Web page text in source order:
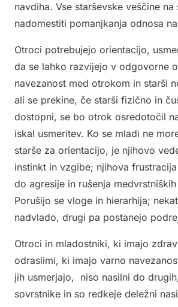
navdiha. Vse starševske veščine
nadomestiti pomanjkanja odnosa
Otroci potrebujejo orientacijo,
da se lahko razvijejo v odgovorne
navezanost med otrokom in starši
ali se prekine, če starši fizično in
dostopni, se bo otrok osredotočil
iskal usmeritev. Ko se mladi ne
starše za orientacijo, je njihovo
instinkt in vzgibe; njihova
do agresije in rušenja
Porušijo se vloge in hierarhija;
nadvlado, drugi pa postanejo
Otroci in mladostniki, ki imajo
odraslimi, ki imajo varno
jih usmerjajo, niso nasilni do
sovrstnike in so redkeje deležni